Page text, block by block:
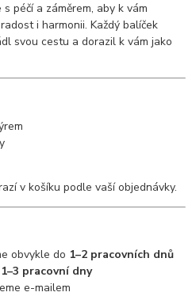
péčí a záměrem, aby k vám
i harmonii. Každý balíček
svou cestu a dorazil k vám jako
v košíku podle vaší objednávky.
obvykle do 1–2 pracovních dnů
1–3 pracovní dny
e-mailem